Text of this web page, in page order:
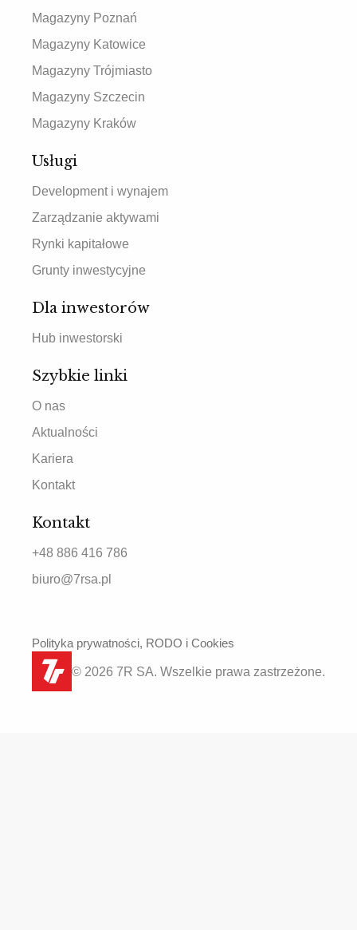
Magazyny Poznań
Magazyny Katowice
Magazyny Trójmiasto
Magazyny Szczecin
Magazyny Kraków
Usługi
Development i wynajem
Zarządzanie aktywami
Rynki kapitałowe
Grunty inwestycyjne
Dla inwestorów
Hub inwestorski
Szybkie linki
O nas
Aktualności
Kariera
Kontakt
Kontakt
+48 886 416 786
biuro@7rsa.pl
© 2026 7R SA. Wszelkie prawa zastrzeżone.
Polityka prywatności, RODO i Cookies